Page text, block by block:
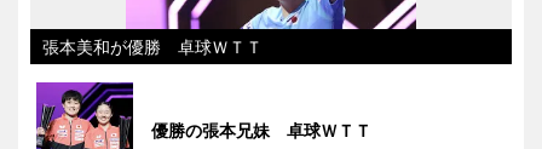
張本美和が優勝 卓球ＷＴＴ
優勝の張本兄妹 卓球ＷＴＴ